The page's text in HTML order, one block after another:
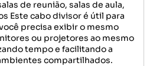
de reunião, salas de aula,
Este cabo divisor é útil para
precisa exibir o mesmo
ou projetores ao mesmo
tempo e facilitando a
compartilhados.